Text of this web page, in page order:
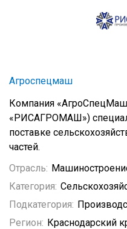
Агроспецмаш
Компания
«РИСАГРОМАШ»)
поставке
частей.
Отрасль:
Категория:
Подкатегория:
Регион: Краснодарский